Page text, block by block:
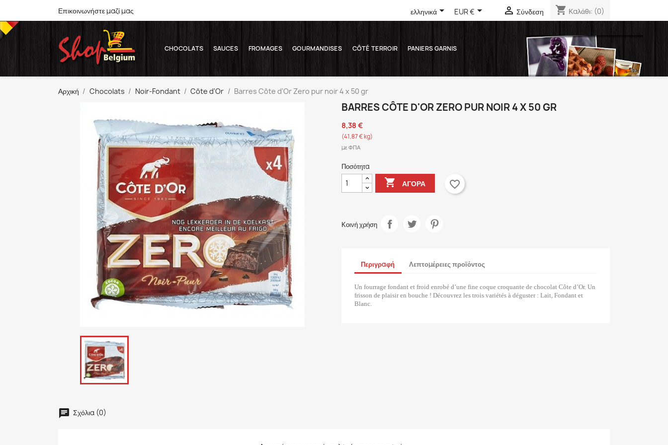
Επικοινωνήστε μαζί μας ελληνικά EUR €  Σύνδεση shopping_cart Καλάθι: (0)
CHOCOLATS SAUCES FROMAGES GOURMANDISES CÔTÉ TERROIR PANIERS GARNIS
Αρχική Chocolats Noir-Fondant Côte d'Or Barres Côte d'Or Zero pur noir 4 x 50 gr
BARRES CÔTE D'OR ZERO PUR NOIR 4 X 50 GR
8,38 €
(41,87 € kg)
με ΦΠΑ
Ποσότητα
 ΑΓΟΡΆ favorite_border
Κοινή χρήση
Περιγραφή Λεπτομέρειες προϊόντος
Un fourrage fondant et froid enrobé d’une fine coque croquante de chocolat Côte d’Or. Un
frisson de plaisir en bouche ! Découvrez les trois variétés à déguster : Lait, Fondant et
Blanc.
Σχόλια (0)